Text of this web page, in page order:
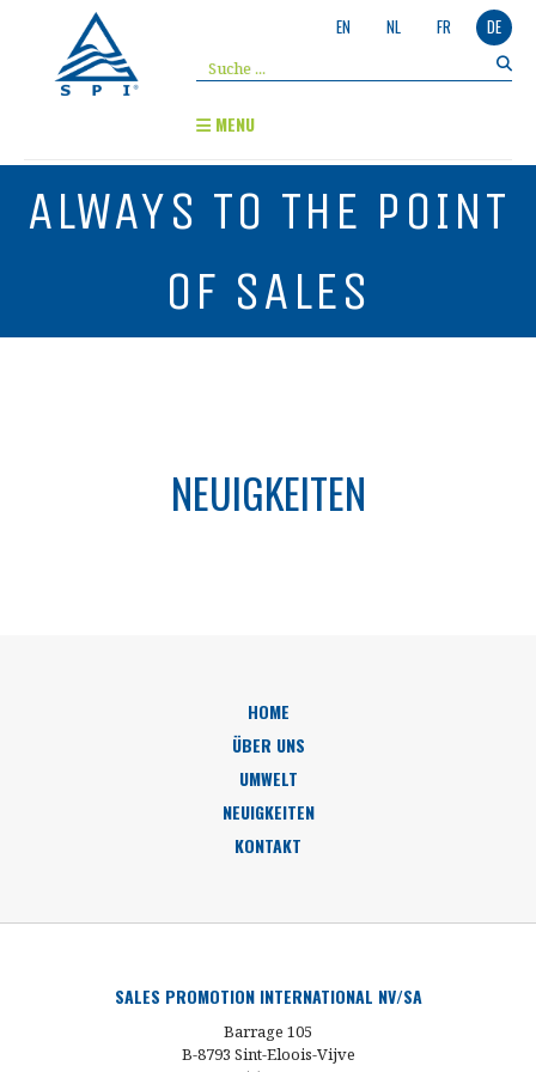
EN NL FR DE
MENU
ALWAYS TO THE POINT
OF SALES
NEUIGKEITEN
HOME
ÜBER UNS
UMWELT
NEUIGKEITEN
KONTAKT
SALES PROMOTION INTERNATIONAL NV/SA
Barrage 105
B-8793 Sint-Eloois-Vijve